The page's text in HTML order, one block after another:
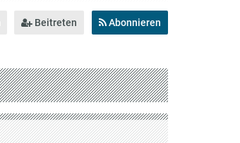
Beitreten Abonnieren